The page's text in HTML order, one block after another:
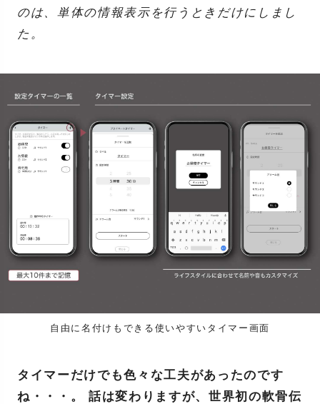
のは、単体の情報表示を行うときだけにしまし
た。
自由に名付けもできる使いやすいタイマー画面
タイマーだけでも色々な工夫があったのです
ね・・・。 話は変わりますが、世界初の軟骨伝